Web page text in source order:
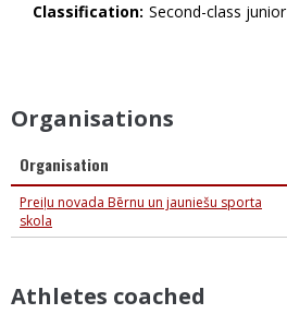
Classification: Second-class junior
Organisations
Organisation
Preiļu novada Bērnu un jauniešu sporta
skola
Athletes coached